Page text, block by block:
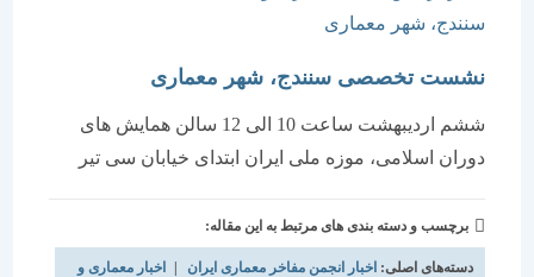
نشست تخصصی سنندج، شهر معماری
ششم اردیبهشت ساعت 10 الی 12 سالن همایش های
دوران اسلامی، موزه ملی ایران ابتدای خیابان سی تیر
برچسب و دسته بندی های مرتبط به این مقاله:
دسته‌های اصلی:اخبار انجمن مفاخر معماری ایران | اخبار معماری و